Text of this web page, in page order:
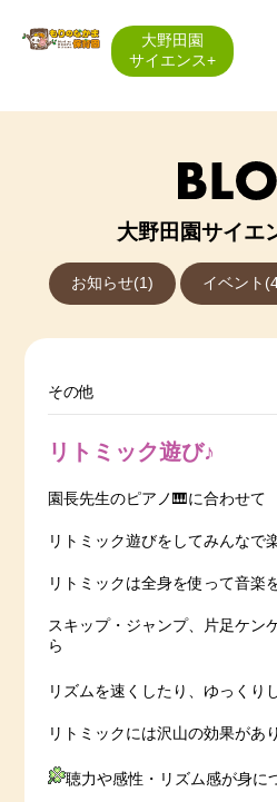
大野田園
サイエンス+
大野田園サイエ
お知らせ(1) イベント
その他
リトミック遊び♪
園長先生のピアノ🎹に合わせて
リトミック遊びをしてみんな
リトミックは全身を使って音楽
スキップ・ジャンプ、片足ケン
ら
リズムを速くしたり、ゆっくり
リトミックには沢山の効果があ
聴力や感性・リズム感が身に